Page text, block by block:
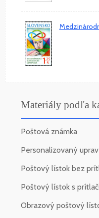
Materiály podľa
Poštová známka
Personalizovaný
Poštový lístok bez
Poštový lístok s
Obrazový poštový